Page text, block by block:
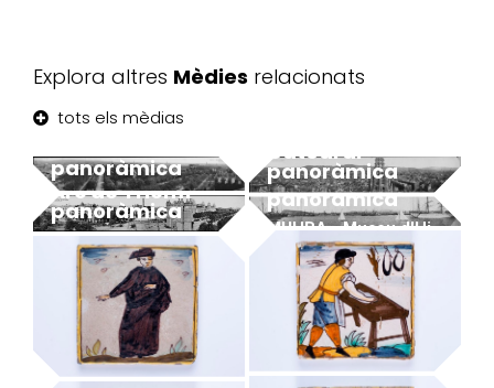
Explora altres Mèdies relacionats
tots els mèdias
panoràmica
MUHBA - Museu d'Història de Barcelona
Catedral –
panoràmica
MUHBA - Museu d'Història de Barcelona
Arc de Triomf –
panoràmica
Barceloneta –
panoràmica
MUHBA - Museu d'Història de Barcelona